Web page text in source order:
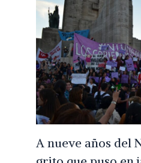
A nueve años del